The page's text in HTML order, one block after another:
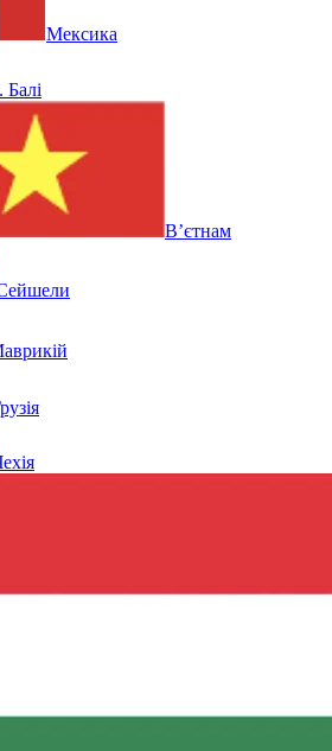
Мексика
Балі
В’єтнам